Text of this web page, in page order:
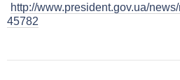
http://www.president.gov.ua/
45782